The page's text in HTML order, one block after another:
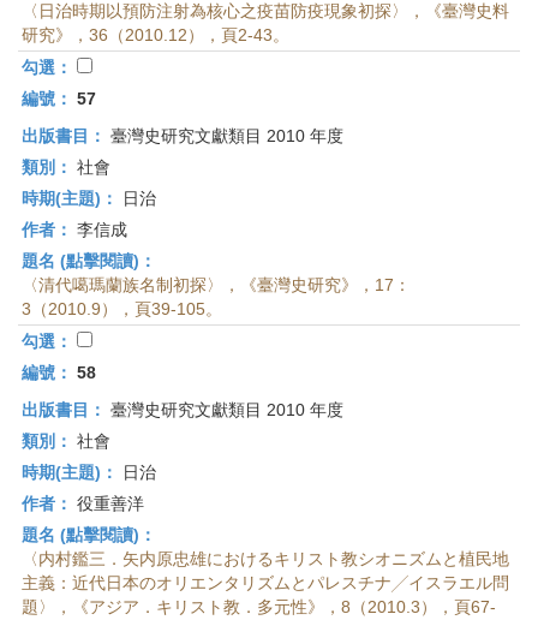
〈日治時期以預防注射為核心之疫苗防疫現象初探〉，《臺灣史料
研究》，36（2010.12），頁2-43。
勾選：
編號： 57
出版書目： 臺灣史研究文獻類目 2010 年度
類別： 社會
時期(主題)：
日治
作者： 李信成
題名 (點擊閱讀)：
〈清代噶瑪蘭族名制初探〉，《臺灣史研究》，17：
3（2010.9），頁39-105。
勾選：
編號： 58
出版書目： 臺灣史研究文獻類目 2010 年度
類別： 社會
時期(主題)：
日治
作者： 役重善洋
題名 (點擊閱讀)：
〈内村鑑三．矢内原忠雄におけるキリスト教シオニズムと植民地
主義：近代日本のオリエンタリズムとパレスチナ╱イスラエル問
題〉，《アジア．キリスト教．多元性》，8（2010.3），頁67-